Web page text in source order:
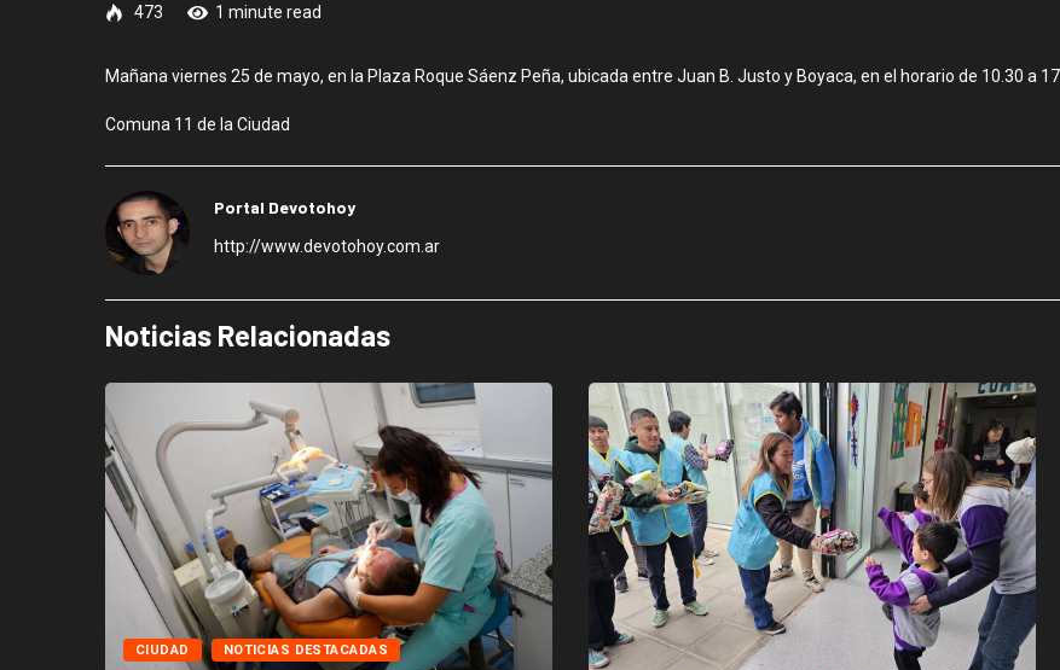
473 1 minute read
Mañana viernes 25 de mayo, en la Plaza Roque Sáenz Peña, ubicada entre Juan B. Justo y Boyaca, en el horario de 10.30 a
Comuna 11 de la Ciudad
Portal Devotohoy
http://www.devotohoy.com.ar
Noticias Relacionadas
CIUDAD NOTICIAS DESTACADAS